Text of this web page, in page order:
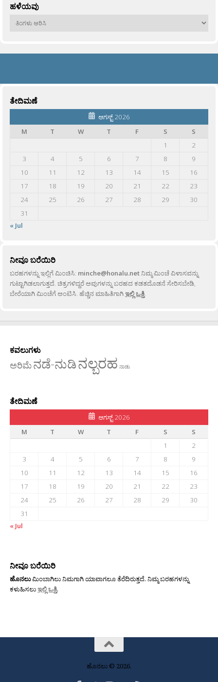
ಹಳೆಯವು
ಹಳೆಯವು
ತೇದಿಮಣೆ
ಆಗಸ್ಟ್ 2026
M
T W T F S
S
1
2
3
4 5 6 7 8
9
10
11 12 13 14 15
16
17
18 19 20 21 22
23
24
25 26 27 28 29
30
31
« Jul
ನೀವೂ ಬರೆಯಿರಿ
ಬರಹಗಳನ್ನು ಇಲ್ಲಿಗೆ ಮಿಂಚಿಸಿ: minche@honalu.netನಿಮ್ಮ ಮಿಂಚೆ ವಿಳಾಸವನ್ನು
ಗುಟ್ಟಾಗಿಡಲಾಗುತ್ತದೆ. ಚಿತ್ರಗಳಿದ್ದರೆ ಅವುಗಳನ್ನು ಬರಹದ ಕಡತದೊಡನೆ ಸೇರಿಸಬೇಡಿ,
ಬೇರೆಯಾಗಿ ಮಿಂಚೆಗೆ ಅಂಟಿಸಿ. ಹೆಚ್ಚಿನ ಮಾಹಿತಿಗಾಗಿಇಲ್ಲಿ ಒತ್ತಿ.
ಕವಲುಗಳು
ಅರಿಮೆನಡೆ-ನುಡಿನಲ್ಬರಹ ನಾಡು
ತೇದಿಮಣೆ
ಆಗಸ್ಟ್ 2026
M
T W T F S
S
1
2
3
4 5 6 7 8
9
10
11 12 13 14 15
16
17
18 19 20 21 22
23
24
25 26 27 28 29
30
31
« Jul
ನೀವೂ ಬರೆಯಿರಿ
ಹೊನಲುಮಿಂಬಾಗಿಲು ನಿಮಗಾಗಿ ಯಾವಾಗಲೂ ತೆರೆದಿರುತ್ತದೆ. ನಿಮ್ಮ ಬರಹಗಳನ್ನು
ಕಳುಹಿಸಲುಇಲ್ಲಿ ಒತ್ತಿ.
ಹೊನಲು © 2026.